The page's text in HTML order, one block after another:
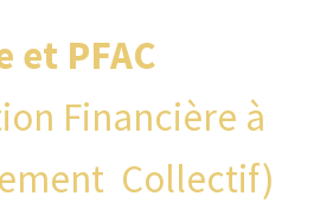
et PFAC
Financière à
Collectif)